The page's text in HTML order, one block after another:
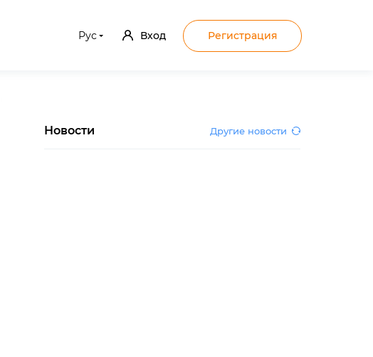
Рус Вход Регистрация
Новости Другие новости